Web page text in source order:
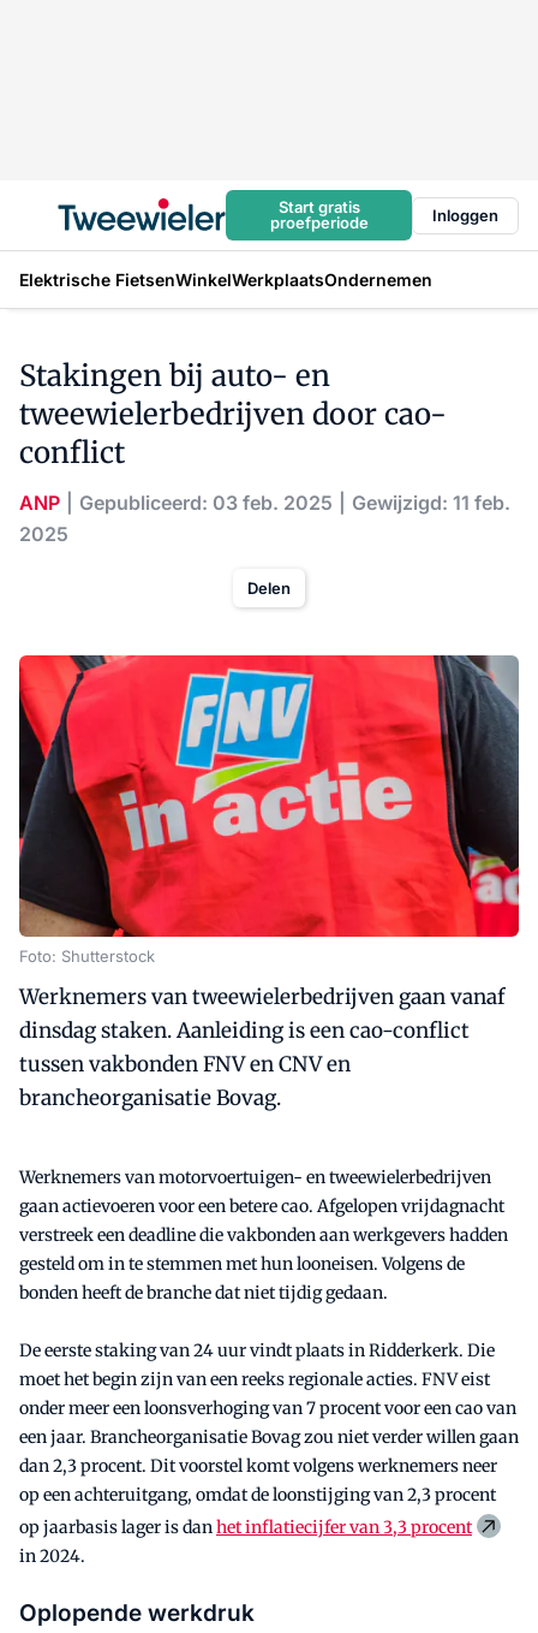
Start gratis
proefperiode
Inloggen
Elektrische FietsenWinkelWerkplaatsOndernemen
Stakingen bij auto- en
tweewielerbedrijven door cao-
conflict
ANP Gepubliceerd: 03 feb. 2025
Gewijzigd: 11 feb.
2025
Delen
Foto: Shutterstock
Werknemers van tweewielerbedrijven gaan vanaf
dinsdag staken. Aanleiding is een cao-conflict
tussen vakbonden FNV en CNV en
brancheorganisatie Bovag.
Werknemers van motorvoertuigen- en tweewielerbedrijven
gaan actievoeren voor een betere cao. Afgelopen vrijdagnacht
verstreek een deadline die vakbonden aan werkgevers hadden
gesteld om in te stemmen met hun looneisen. Volgens de
bonden heeft de branche dat niet tijdig gedaan.
De eerste staking van 24 uur vindt plaats in Ridderkerk. Die
moet het begin zijn van een reeks regionale acties. FNV eist
onder meer een loonsverhoging van 7 procent voor een cao van
een jaar. Brancheorganisatie Bovag zou niet verder willen gaan
dan 2,3 procent. Dit voorstel komt volgens werknemers neer
op een achteruitgang, omdat de loonstijging van 2,3 procent
op jaarbasis lager is danhet inflatiecijfer van 3,3 procent
in 2024.
Oplopende werkdruk